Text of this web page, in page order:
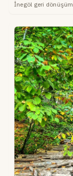
İnegöl geri dönüşüm